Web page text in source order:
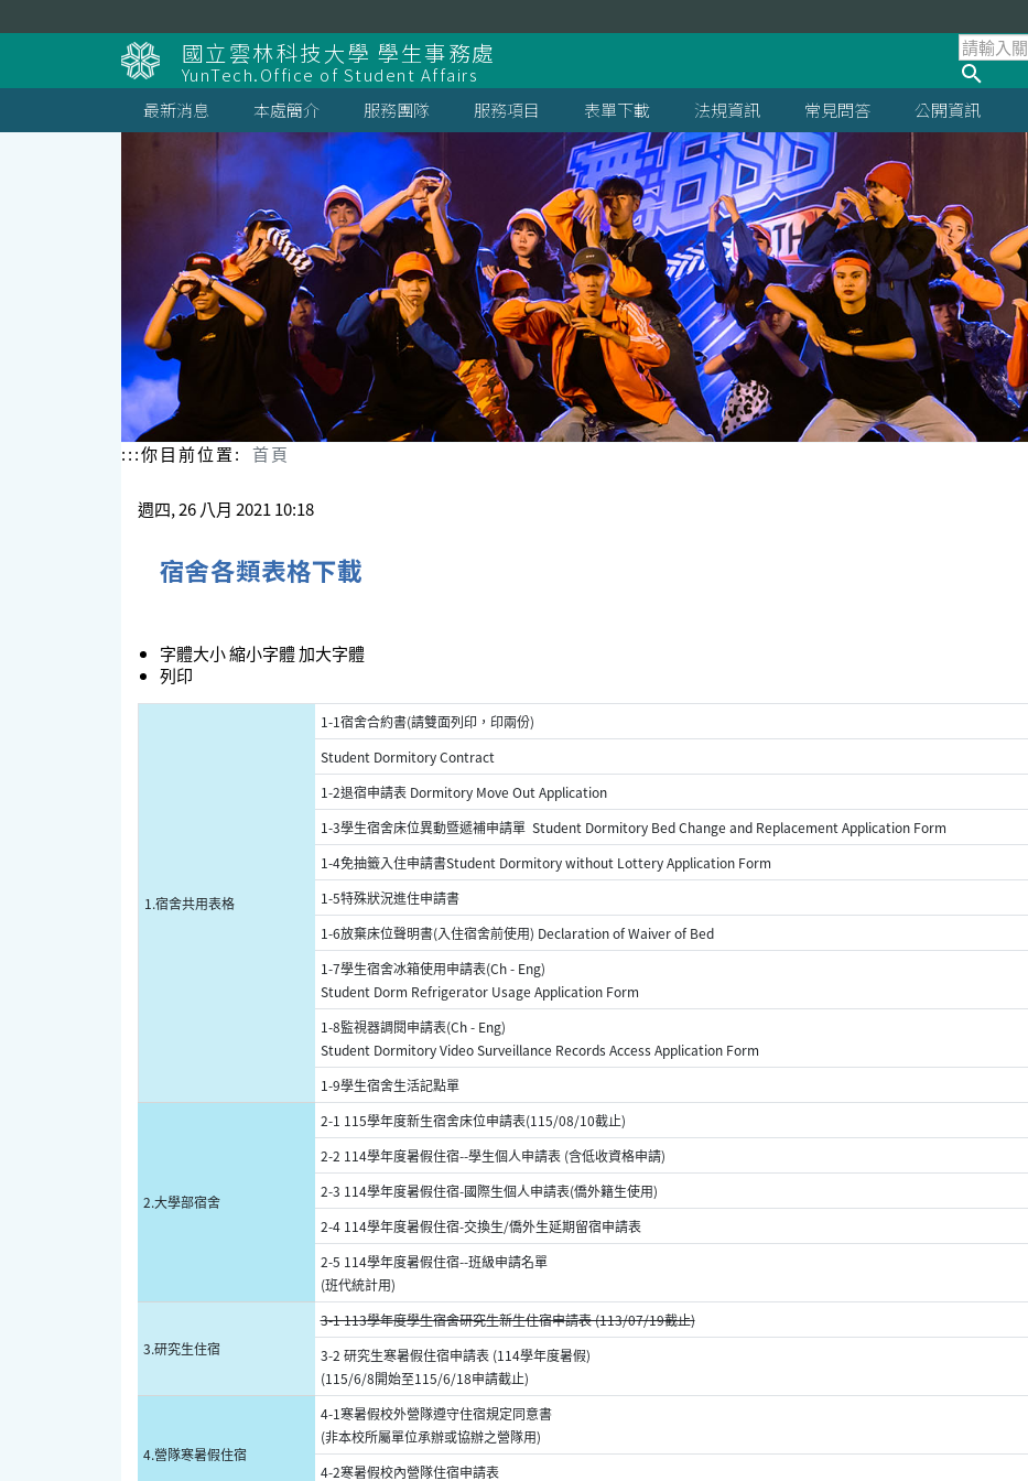
到
主
要
內
容
國立雲林科技大學 學生事務處
YunTech.Office of Student Affairs
最新消息
本處簡介 服務團隊 服務項目 表單下載 法規資訊 常見問答 公開資訊
:::你目前位置: 首頁
週四, 26 八月 2021 10:18
宿舍各類表格下載
字體大小縮小字體加大字體
列印
1.宿舍共用表格
1-1宿舍合約書(請雙面列印，印兩份)
Student Dormitory Contract
1-2退宿申請表 Dormitory Move Out Application
1-3學生宿舍床位異動暨遞補申請單 Student Dormitory Bed Change and Replacement Application Form
1-4免抽籤入住申請書Student Dormitory without Lottery Application Form
1-5特殊狀況進住申請書
1-6放棄床位聲明書(入住宿舍前使用) Declaration of Waiver of Bed
1-7學生宿舍冰箱使用申請表(Ch - Eng)
Student Dorm Refrigerator Usage Application Form
1-8監視器調閱申請表(Ch - Eng)
Student Dormitory Video Surveillance Records Access Application Form
1-9學生宿舍生活記點單
2.大學部宿舍
2-1 115學年度新生宿舍床位申請表(115/08/10截止)
2-2 114學年度暑假住宿--學生個人申請表 (含低收資格申請)
2-3 114學年度暑假住宿-國際生個人申請表(僑外籍生使用)
2-4 114學年度暑假住宿-交換生/僑外生延期留宿申請表
2-5 114學年度暑假住宿--班級申請名單
(班代統計用)
3.研究生住宿
3-1 113學年度學生宿舍研究生新生住宿申請表 (113/07/19截止)
3-2 研究生寒暑假住宿申請表 (114學年度暑假)
(115/6/8開始至115/6/18申請截止)
4.營隊寒暑假住宿
4-1寒暑假校外營隊遵守住宿規定同意書
(非本校所屬單位承辦或協辦之營隊用)
4-2寒暑假校內營隊住宿申請表